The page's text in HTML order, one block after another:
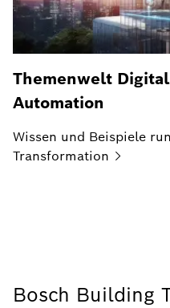
Themenwelt
Automation
Wissen und Beispiele
Transformation
Bosch Building